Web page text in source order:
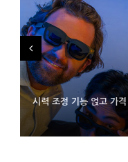
시력 조정 기능 얹고 가
D램 부족에 10억달러
300~400달러